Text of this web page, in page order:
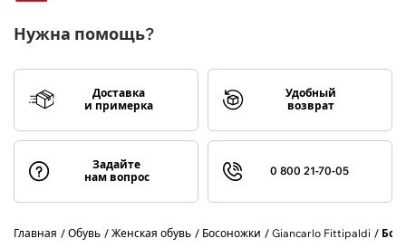
Нужна помощь?
Доставка
и примерка
Удобный
возврат
Задайте
нам вопрос
0 800 21-70-05
Главная Обувь Женская обувь Босоножки Giancarlo Fittipaldi